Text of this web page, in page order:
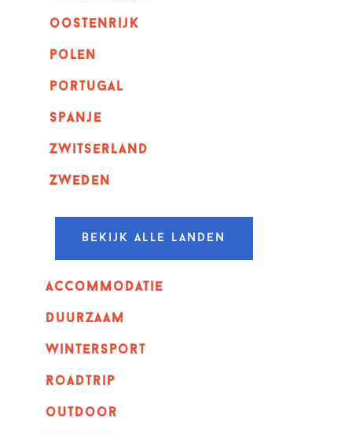
oostenrijk
polen
portugal
spanje
zwitserland
zweden
Bekijk alle landen
Accommodatie
Duurzaam
wintersport
Roadtrip
outdoor